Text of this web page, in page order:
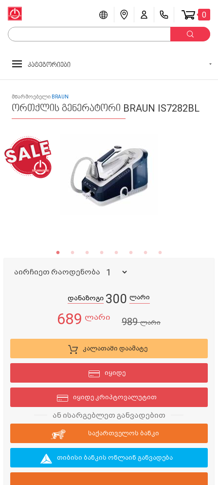
0
კატეგორიები
მწარმოებელი BRAUN
ორთქლის გენერატორი BRAUN IS7282BL
აირჩიეთ რაოდენობა
დანაზოგი 300 ლარი
689 ლარი 989ლარი
კალათაში დაამატე
იყიდე
იყიდე კრიპტოვალუტით
ან ისარგებლეთ განვადებით
საქართველოს ბანკი
თიბისი ბანკის ონლაინ განვადება